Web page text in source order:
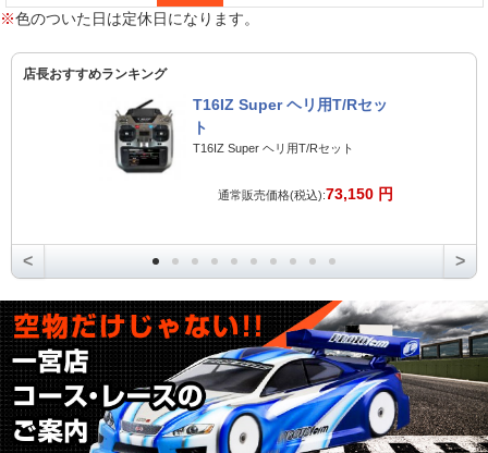
※色のついた日は定休日になります。
店長おすすめランキング
T16IZ Super ヘリ用T/Rセッ
ト
T16IZ Super ヘリ用T/Rセット
通常販売価格(税込):73,150 円
< >